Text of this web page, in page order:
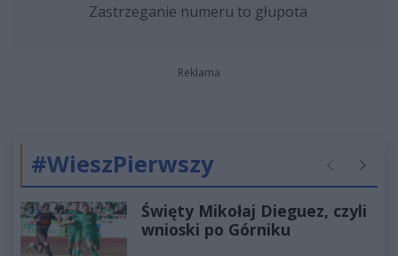
Zastrzeganie numeru to głupota
Reklama
#WieszPierwszy Poprzednie
Święty Mikołaj Dieguez, czyli
wnioski po Górniku